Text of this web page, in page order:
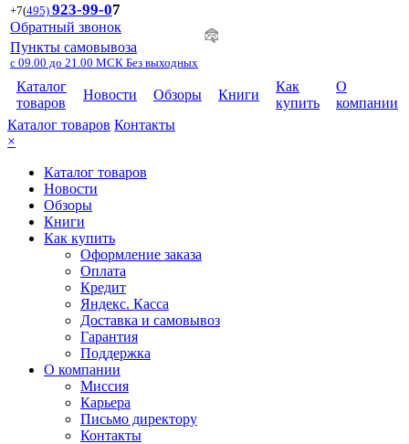
+7(495) 923-99-07
Обратный звонок
Пункты самовывоза
с 09.00 до 21.00 МСК Без выходных
Каталог
товаров
Новости Обзоры Книги
Как
купить
О
компании
Каталог товаров Контакты
×
Каталог товаров
Новости
Обзоры
Книги
Как купить
Оформление заказа
Оплата
Кредит
Яндекс. Касса
Доставка и самовывоз
Гарантия
Поддержка
О компании
Миссия
Карьера
Письмо директору
Контакты